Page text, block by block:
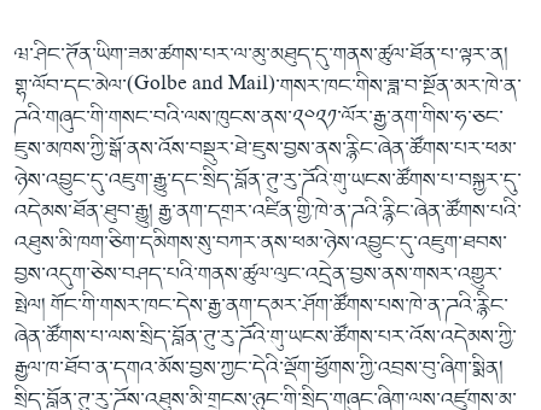
ཝ་ཤིང་ཊོན་ཡིག་ཟམ་ཚགས་པར་ལ་མུ་མཐུད་དུ་གནས་ཚུལ་ཐོན་པ་ལྟར་ན།
གྷ་ལོབ་དང་མེལ་(Golbe and Mail)་གསར་ཁང་གིས་ཟླ་བ་སྔོན་མར་ཁེ་ན་
ཌའི་གཞུང་གི་གསང་བའི་ལས་ཁུངས་ནས་༢༠༢༡་ལོར་རྒྱ་ནག་གིས་ཧ་ཅང་
ཇུས་མཁས་ཀྱི་སྒོ་ནས་འོས་བསྡུར་ཐེ་ཇུས་བྱས་ནས་རྙིང་ཞེན་ཚོགས་པར་ཕམ་
ཉེས་འབྱུང་དུ་འཇུག་རྒྱུ་དང་སྲིད་བློན་ཊུ་རུ་ཌོའི་གུ་ཡངས་ཚོགས་པ་བསྐྱར་དུ་
འདེམས་ཐོན་ཐུབ་རྒྱུ། རྒྱ་ནག་དགྲར་འཛིན་གྱི་ཁེ་ན་ཌའི་རྙིང་ཞེན་ཚོགས་པའི་
འཐུས་མི་ཁག་ཅིག་དམིགས་སུ་བཀར་ནས་ཕམ་ཉེས་འབྱུང་དུ་འཇུག་ཐབས་
བྱས་འདུག་ཅེས་བཤད་པའི་གནས་ཚུལ་ལུང་འདྲེན་བྱས་ནས་གསར་འགྱུར་
སྤེལ། གོང་གི་གསར་ཁང་དེས་རྒྱ་ནག་དམར་ཤོག་ཚོགས་པས་ཁེ་ན་ཌའི་རྙིང་
ཞེན་ཚོགས་པ་ལས་སྲིད་བློན་ཊུ་རུ་ཌོའི་གུ་ཡངས་ཚོགས་པར་འོས་འདེམས་ཀྱི་
རྒྱལ་ཁ་ཐོབ་ན་དགའ་མོས་བྱས་ཀྱང་དེའི་ལྡོག་ཕྱོགས་ཀྱི་འབྲས་བུ་ཞིག་སྨིན།
སྲིད་བློན་ཊུ་རུ་ཌོས་འཐུས་མི་གྲངས་ཉུང་གི་སྲིད་གཞུང་ཞིག་ལས་འཛུགས་མ་